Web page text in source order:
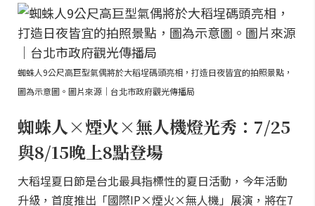
蜘蛛人9公尺高巨型氣偶將於大稻埕碼頭亮相，打造日夜皆宜的拍照景點，
圖為示意圖。圖片來源｜台北市政府觀光傳播局
蜘蛛人×煙火×無人機燈光秀：7/25
與8/15晚上8點登場
大稻埕夏日節是台北最具指標性的夏日活動，今年活動
升級，首度推出「國際IP×煙火×無人機」展演，將在7